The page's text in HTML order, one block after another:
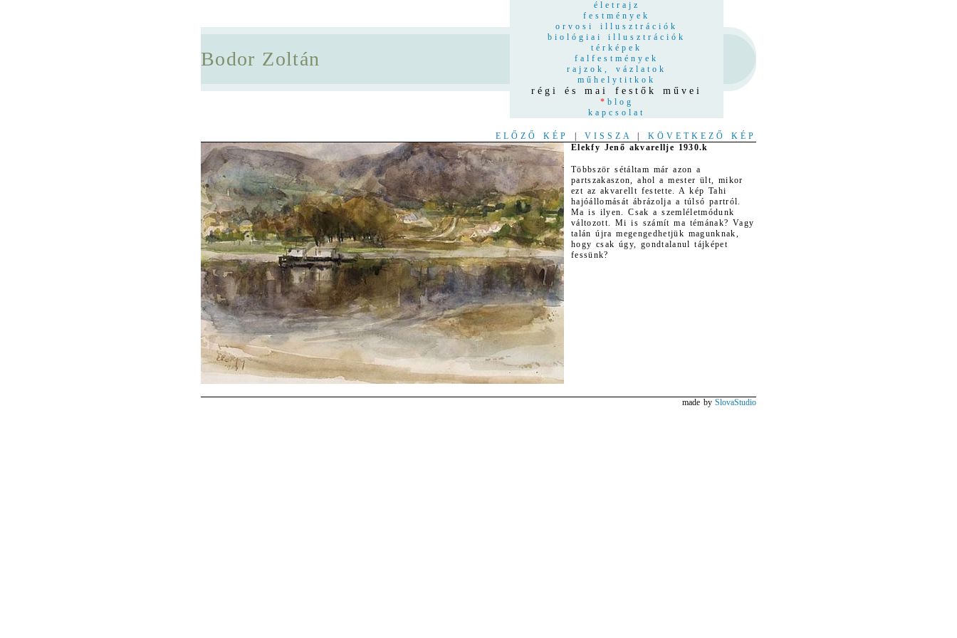
Bodor Zoltán
életrajz
festmények
orvosi illusztrációk
biológiai illusztrációk
térképek
falfestmények
rajzok, vázlatok
műhelytitkok
régi és mai festők művei
* blog
kapcsolat
ELŐZŐ KÉP VISSZA
KÖVETKEZŐ KÉP
Elekfy Jenő akvarellje 1930.k
Többször sétáltam már azon a
partszakaszon, ahol a mester ült, mikor
ezt az akvarellt festette. A kép Tahi
hajóállomását ábrázolja a túlsó partról.
Ma is ilyen. Csak a szemléletmódunk
változott. Mi is számít ma témának? Vagy
talán újra megengedhetjük magunknak,
hogy csak úgy, gondtalanul tájképet
fessünk?
made by SlovaStudio